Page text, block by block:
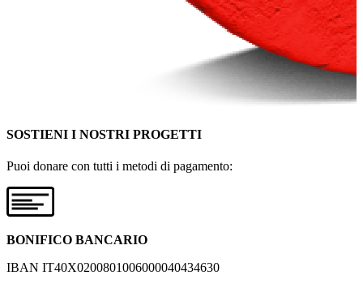
SOSTIENI I NOSTRI PROGETTI
Puoi donare con tutti i metodi di pagamento:
BONIFICO BANCARIO
IBAN IT40X0200801006000040434630